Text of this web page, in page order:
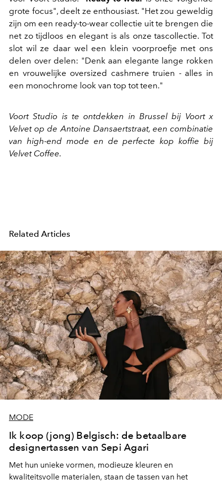
grote focus", deelt ze enthousiast. "Het zou geweldig
zijn om een ready-to-wear collectie uit te brengen die
net zo tijdloos en elegant is als onze tascollectie. Tot
slot wil ze daar wel een klein voorproefje met ons
delen over delen: "Denk aan elegante lange rokken
en vrouwelijke oversized cashmere truien - alles in
een monochrome look van top tot teen."
Voort Studio is te ontdekken in Brussel bij Voort x
Velvet op de Antoine Dansaertstraat, een combinatie
van high-end mode en de perfecte kop koffie bij
Velvet Coffee.
Related Articles
MODE
Ik koop (jong) Belgisch: de betaalbare
designertassen van Sepi Agari
Met hun unieke vormen, modieuze kleuren en
kwaliteitsvolle materialen, staan de tassen van het